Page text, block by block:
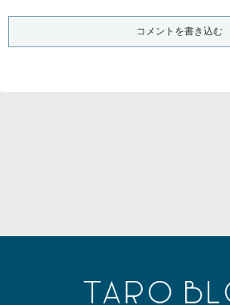
コメントを書き込む